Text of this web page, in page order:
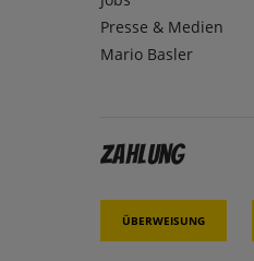
Presse & Medien
Mario Basler
Zahlung
Überweisung